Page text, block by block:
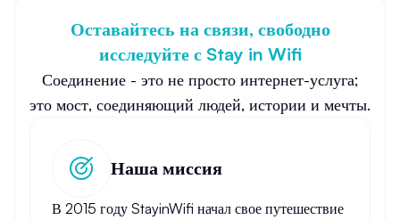
Оставайтесь на связи, свободно
исследуйте с Stay in Wifi
Соединение - это не просто интернет-услуга;
это мост, соединяющий людей, истории и мечты.
Наша миссия
В 2015 году StayinWifi начал свое путешествие